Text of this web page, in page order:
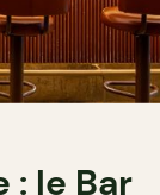
: le Bar